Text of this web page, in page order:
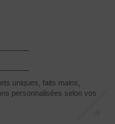
uniques, faits mains,
personnalisées selon vos